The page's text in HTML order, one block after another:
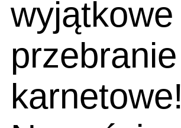
wyjątkowe
przebranie
karnetowe!